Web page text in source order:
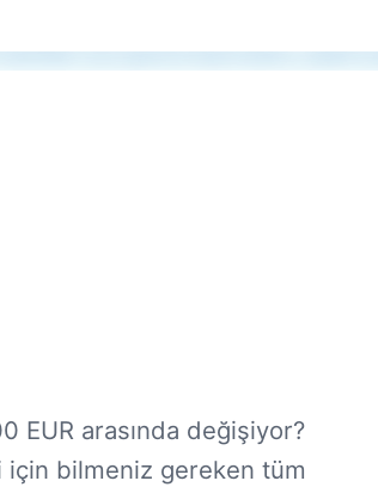
EUR arasında değişiyor?
bilmeniz gereken tüm